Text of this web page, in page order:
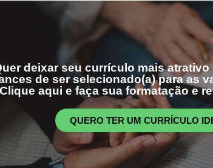
deixar seu currículo mais atrativo
de ser selecionado(a) para as
aqui e faça sua formatação e
QUERO TER UM CURRÍCULO